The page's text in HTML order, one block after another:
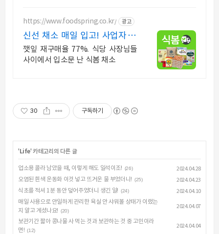
https://www.foodspring.co.kr/ 광고
신선 채소 매일 입고! 사업자 전
용 특가
깻잎 재구매율 77%. 식당 사장님들
사이에서 입소문 난 식봄 채소
30 구독하기
' Life' 카테고리의 다른 글
업소용 콜라 남았을 때, 이렇게 해도 일석이조! (26)
2024.04.28
오염된 흰색 운동화 이것 넣고 뜨거운 물 부었더니! (25)
2024.04.23
식초를 적셔 1분 동안 덮어주었더니 생긴 일! (24)
2024.04.10
매일 사용으로 안일하게 관리한 욕실 안 샤워볼 상태가 이랬는
지 알고 계셨나요! (20)
2024.04.07
보관기간 짧아 콩나물 사 먹는 것과 보관하는 것 중 고민이라
면! (12)
2024.04.04